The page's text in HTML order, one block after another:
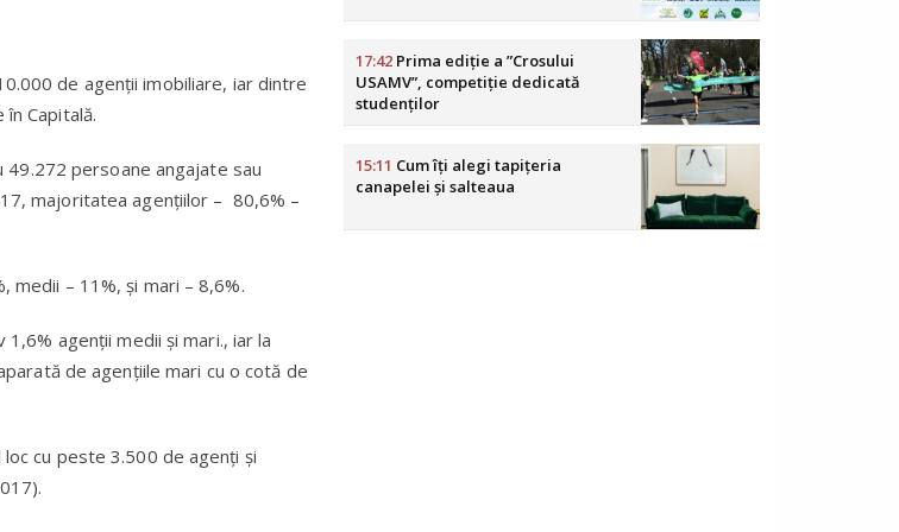
de agenții imobiliare, iar dintre
Capitală.
persoane angajate sau
majoritatea agențiilor – 80,6% –
medii – 11%, și mari – 8,6%.
agenții medii și mari., iar la
de agențiile mari cu o cotă de
cu peste 3.500 de agenți și
17:42 Prima ediție a ”Crosului
USAMV”, competiție dedicată
studenților
15:11 Cum îți alegi tapițeria
canapelei și salteaua